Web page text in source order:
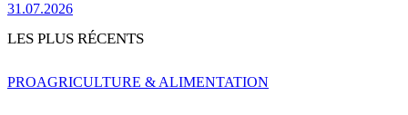
31.07.2026
LES PLUS RÉCENTS
PROAGRICULTURE & ALIMENTATION